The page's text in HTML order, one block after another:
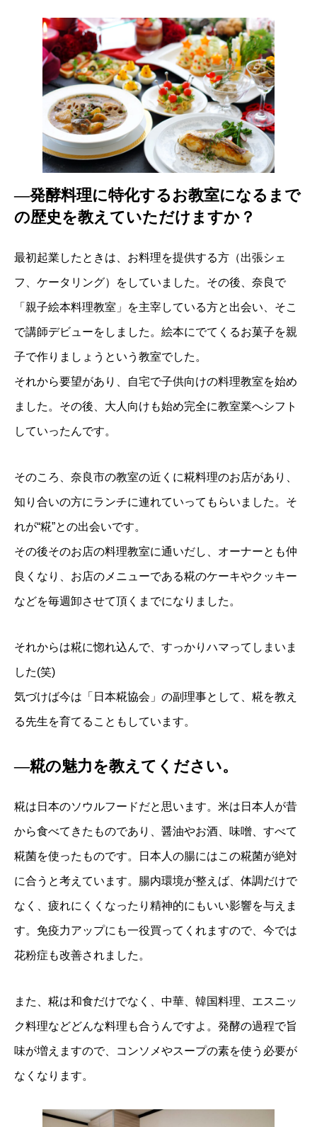
―発酵料理に特化するお教室になるまで
の歴史を教えていただけますか？
最初起業したときは、お料理を提供する方（出張シェ
フ、ケータリング）をしていました。その後、奈良で
「親子絵本料理教室」を主宰している方と出会い、そこ
で講師デビューをしました。絵本にでてくるお菓子を親
子で作りましょうという教室でした。
それから要望があり、自宅で子供向けの料理教室を始め
ました。その後、大人向けも始め完全に教室業へシフト
していったんです。
そのころ、奈良市の教室の近くに糀料理のお店があり、
知り合いの方にランチに連れていってもらいました。そ
れが“糀”との出会いです。
その後そのお店の料理教室に通いだし、オーナーとも仲
良くなり、お店のメニューである糀のケーキやクッキー
などを毎週卸させて頂くまでになりました。
それからは糀に惚れ込んで、すっかりハマってしまいま
した(笑)
気づけば今は「日本糀協会」の副理事として、糀を教え
る先生を育てることもしています。
―糀の魅力を教えてください。
糀は日本のソウルフードだと思います。米は日本人が昔
から食べてきたものであり、醤油やお酒、味噌、すべて
糀菌を使ったものです。日本人の腸にはこの糀菌が絶対
に合うと考えています。腸内環境が整えば、体調だけで
なく、疲れにくくなったり精神的にもいい影響を与えま
す。免疫力アップにも一役買ってくれますので、今では
花粉症も改善されました。
また、糀は和食だけでなく、中華、韓国料理、エスニッ
ク料理などどんな料理も合うんですよ。発酵の過程で旨
味が増えますので、コンソメやスープの素を使う必要が
なくなります。